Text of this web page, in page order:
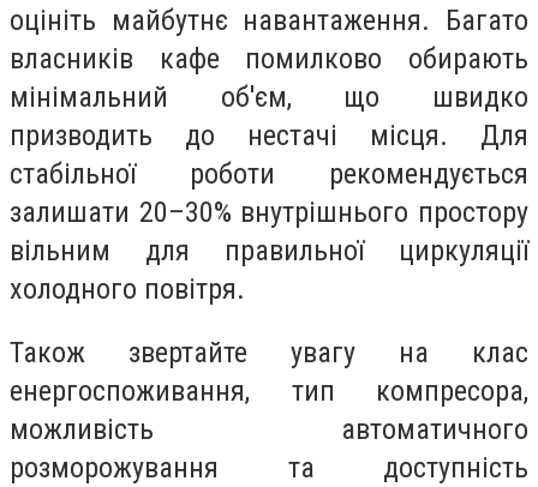
оцініть майбутнє навантаження. Багато
власників кафе помилково обирають
мінімальний об'єм, що швидко
призводить до нестачі місця. Для
стабільної роботи рекомендується
залишати 20–30% внутрішнього простору
вільним для правильної циркуляції
холодного повітря.
Також звертайте увагу на клас
енергоспоживання, тип компресора,
можливість автоматичного
розморожування та доступність